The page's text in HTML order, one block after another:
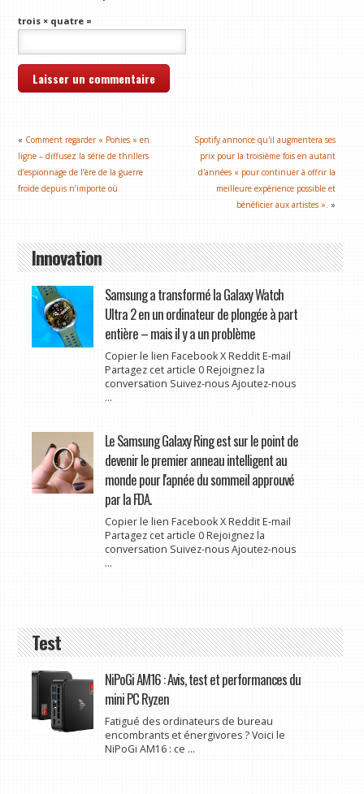
trois × quatre =
« Comment regarder « Ponies » en
ligne – diffusez la série de thrillers
d’espionnage de l’ère de la guerre
froide depuis n’importe où
Spotify annonce qu'il augmentera ses
prix pour la troisième fois en autant
d'années « pour continuer à offrir la
meilleure expérience possible et
bénéficier aux artistes ». »
Innovation
Samsung a transformé la Galaxy Watch
Ultra 2 en un ordinateur de plongée à part
entière – mais il y a un problème
Copier le lien Facebook X Reddit E-mail
Partagez cet article 0 Rejoignez la
conversation Suivez-nous Ajoutez-nous
...
Le Samsung Galaxy Ring est sur le point de
devenir le premier anneau intelligent au
monde pour l'apnée du sommeil approuvé
par la FDA.
Copier le lien Facebook X Reddit E-mail
Partagez cet article 0 Rejoignez la
conversation Suivez-nous Ajoutez-nous
...
Test
NiPoGi AM16 : Avis, test et performances du
mini PC Ryzen
Fatigué des ordinateurs de bureau
encombrants et énergivores ? Voici le
NiPoGi AM16 : ce ...